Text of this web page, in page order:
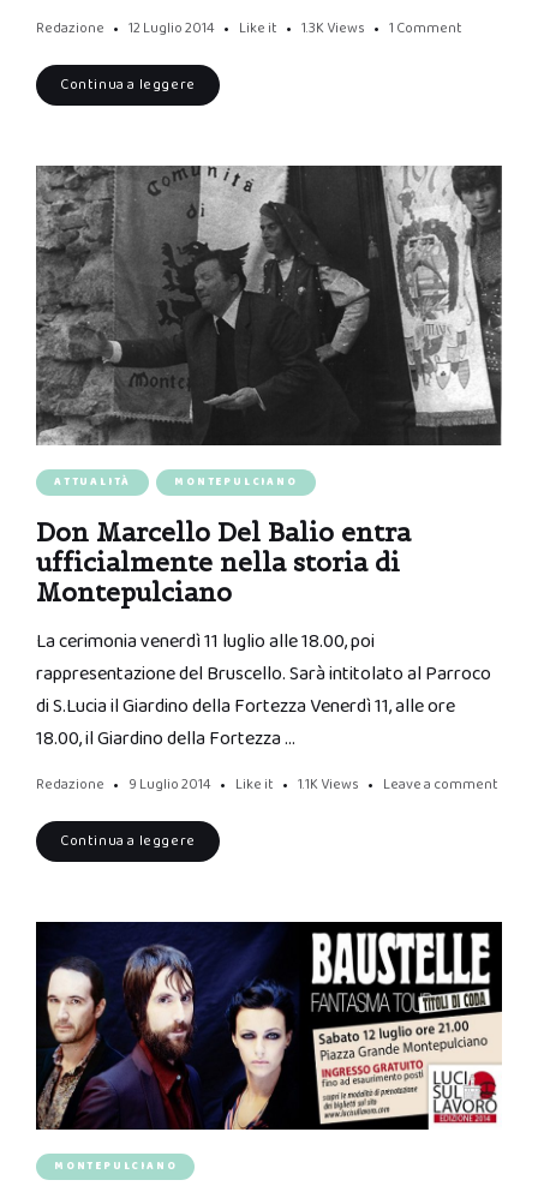
Redazione 12 Luglio 2014 Like it 1.3K Views 1 Comment
Continua a leggere
ATTUALITÀ MONTEPULCIANO
Don Marcello Del Balio entra
ufficialmente nella storia di
Montepulciano
La cerimonia venerdì 11 luglio alle 18.00, poi
rappresentazione del Bruscello. Sarà intitolato al Parroco
di S.Lucia il Giardino della Fortezza Venerdì 11, alle ore
18.00, il Giardino della Fortezza …
Redazione 9 Luglio 2014 Like it 1.1K Views Leave a comment
Continua a leggere
MONTEPULCIANO